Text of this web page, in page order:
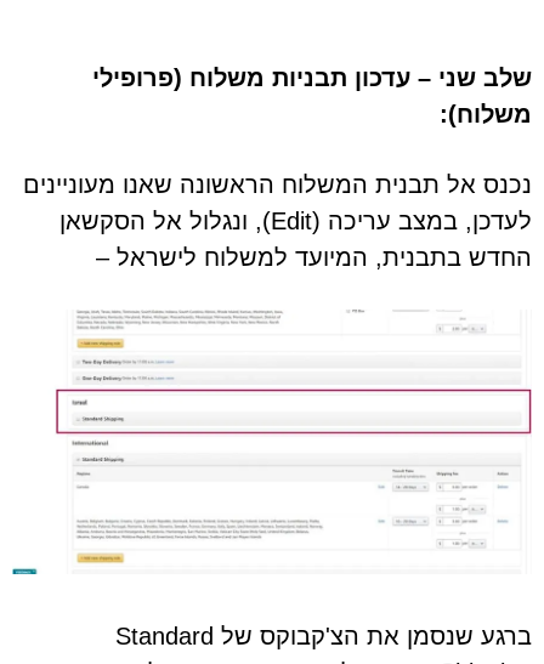
שלב שני – עדכון תבניות משלוח (פרופילי
משלוח):
נכנס אל תבנית המשלוח הראשונה שאנו מעוניינים
לעדכן, במצב עריכה (Edit), ונגלול אל הסקשאן
החדש בתבנית, המיועד למשלוח לישראל –
ברגע שנסמן את הצ'קבוקס של Standard